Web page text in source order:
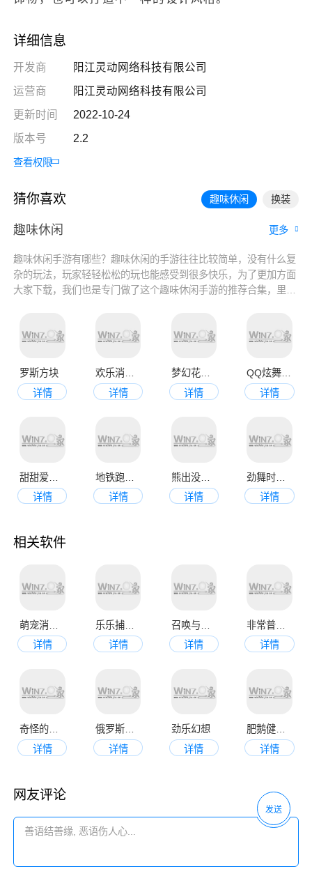
详细信息
开发商
阳江灵动网络科技有限公司
运营商
阳江灵动网络科技有限公司
更新时间
2022-10-24
版本号
2.2
查看权限
猜你喜欢 趣味休闲 换装
趣味休闲 更多
趣味休闲手游有哪些？趣味休闲的手游往往比较简单，没有什么复
杂的玩法，玩家轻轻松松的玩也能感受到很多快乐，为了更加方面
大家下载，我们也是专门做了这个趣味休闲手游的推荐合集，里面
罗斯方块
详情
欢乐消消消正版
详情
梦幻花园2023最新版
详情
QQ炫舞官网版
详情
甜甜爱消除
详情
详情
熊出没机甲熊大2
详情
详情
相关软件
详情
乐乐捕鱼最新版
详情
详情
详情
奇怪的鸭子
详情
俄罗斯方块正版
详情
劲乐幻想
详情
肥鹅健身房安卓版
详情
网友评论
发送